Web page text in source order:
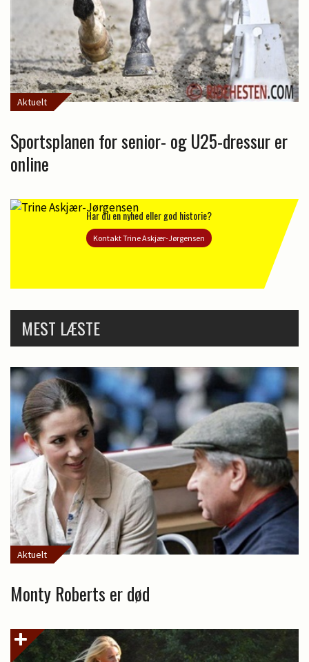
Aktuelt
Sportsplanen for senior- og U25-dressur er
online
Har du en nyhed eller god historie?
Kontakt Trine Askjær-Jørgensen
MEST LÆSTE
Aktuelt
Monty Roberts er død